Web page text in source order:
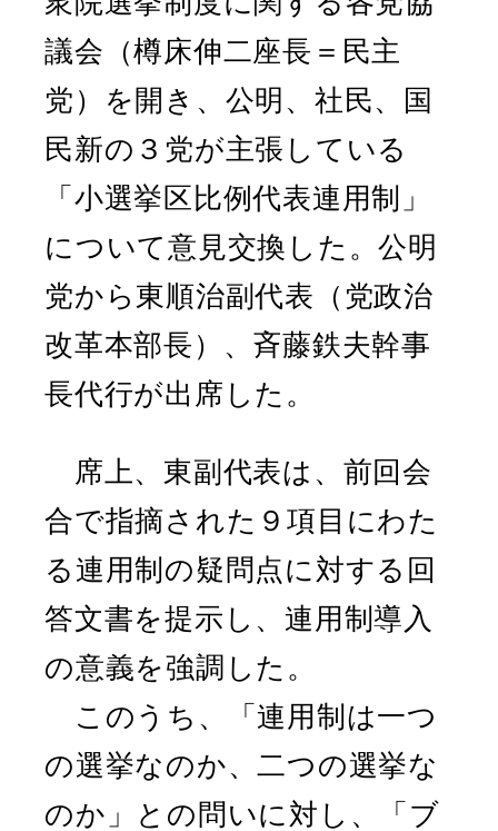
議会（樽床伸二座長＝民主
党）を開き、公明、社民、国
民新の３党が主張している
「小選挙区比例代表連用制」
について意見交換した。公明
党から東順治副代表（党政治
改革本部長）、斉藤鉄夫幹事
長代行が出席した。
席上、東副代表は、前回会
合で指摘された９項目にわた
る連用制の疑問点に対する回
答文書を提示し、連用制導入
の意義を強調した。
このうち、「連用制は一つ
の選挙なのか、二つの選挙な
のか」との問いに対し、「ブ